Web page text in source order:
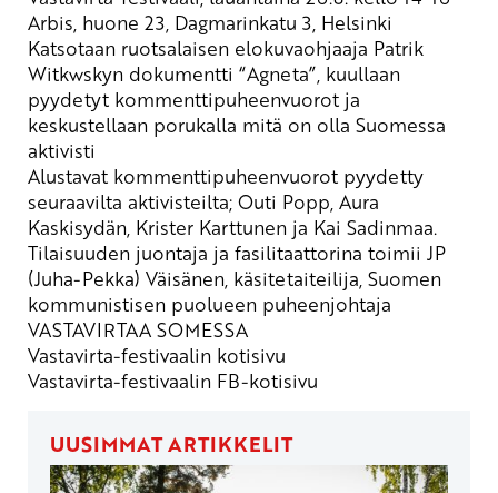
Arbis, huone 23, Dagmarinkatu 3, Helsinki
Katsotaan ruotsalaisen elokuvaohjaaja Patrik
Witkwskyn dokumentti “Agneta”, kuullaan
pyydetyt kommenttipuheenvuorot ja
keskustellaan porukalla mitä on olla Suomessa
aktivisti
Alustavat kommenttipuheenvuorot pyydetty
seuraavilta aktivisteilta; Outi Popp, Aura
Kaskisydän, Krister Karttunen ja Kai Sadinmaa.
Tilaisuuden juontaja ja fasilitaattorina toimii JP
(Juha-Pekka) Väisänen, käsitetaiteilija, Suomen
kommunistisen puolueen puheenjohtaja
VASTAVIRTAA SOMESSA
Vastavirta-festivaalin kotisivu
Vastavirta-festivaalin FB-kotisivu
UUSIMMAT ARTIKKELIT